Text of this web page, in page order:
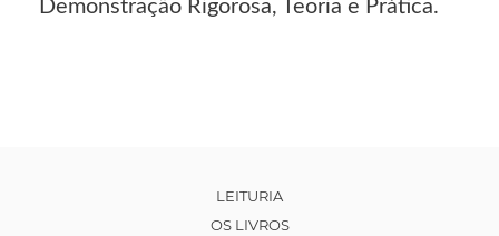
Demonstração Rigorosa, Teoria e Prática.
LEITURIA
OS LIVROS